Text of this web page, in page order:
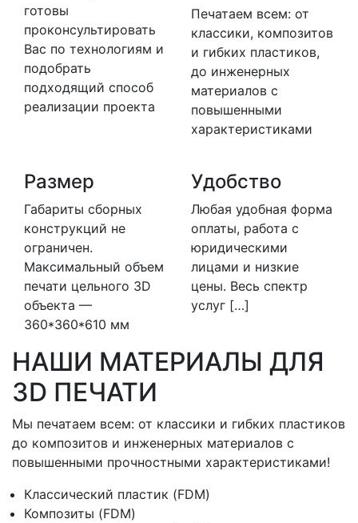
готовы
проконсультировать
Вас по технологиям и
подобрать
подходящий способ
реализации проекта
Печатаем всем: от
классики, композитов
и гибких пластиков,
до инженерных
материалов с
повышенными
характеристиками
Размер
Габариты сборных
конструкций не
ограничен.
Максимальный объем
печати цельного 3D
объекта —
360*360*610 мм
Удобство
Любая удобная форма
оплаты, работа с
юридическими
лицами и низкие
цены. Весь спектр
услуг […]
НАШИ МАТЕРИАЛЫ ДЛЯ
3D ПЕЧАТИ
Мы печатаем всем: от классики и гибких пластиков
до композитов и инженерных материалов с
повышенными прочностными характеристиками!
Классический пластик (FDM)
Композиты (FDM)